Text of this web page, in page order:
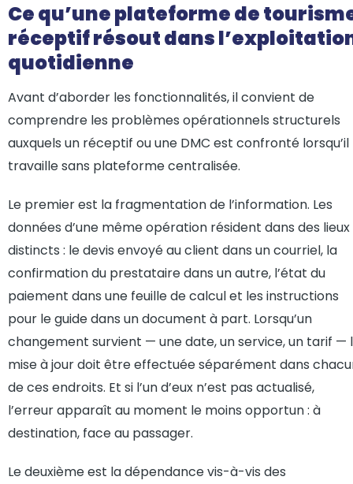
Ce qu’une plateforme de
réceptif résout dans
quotidienne
Avant d’aborder les fonctionnalités, il convient de
comprendre les problèmes opérationnels structurels
auxquels un réceptif ou une DMC est confronté lorsqu’il
travaille sans plateforme centralisée.
Le premier est la fragmentation de l’information. Les
données d’une même opération résident dans des lieux
distincts : le devis envoyé au client dans un courriel, la
confirmation du prestataire dans un autre, l’état du
paiement dans une feuille de calcul et les instructions
pour le guide dans un document à part. Lorsqu’un
changement survient — une date, un service, un tarif —
mise à jour doit être effectuée séparément dans
de ces endroits. Et si l’un d’eux n’est pas actualisé,
l’erreur apparaît au moment le moins opportun : à
destination, face au passager.
Le deuxième est la dépendance vis-à-vis des